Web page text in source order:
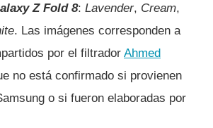
Z Fold 8: Lavender, Cream,
. Las imágenes corresponden a
por el filtrador Ahmed
no está confirmado si provienen
o si fueron elaboradas por